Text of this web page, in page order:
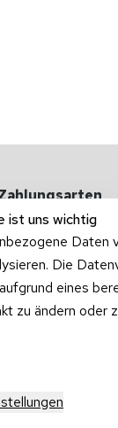
ist uns wichtig
Die
eines
zu ändern oder